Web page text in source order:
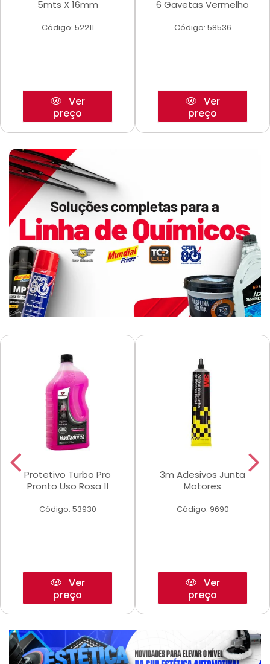
5mts X 16mm
Código: 52211
Ver
preço
6 Gavetas Vermelho
Código: 58536
Ver
preço
Protetivo Turbo Pro
Pronto Uso Rosa 1l
Código: 53930
Ver
preço
3m Adesivos Junta
Motores
Código: 9690
Ver
preço